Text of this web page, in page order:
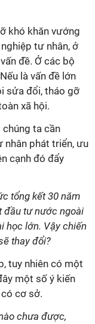
khó khăn vướng
tư nhân, ở
đề. Ở các bộ
là vấn đề lớn
sửa đổi, tháo gỡ
xã hội.
ta cần
nhân phát triển, ưu
cạnh đó đẩy
tổng kết 30 năm
đầu tư nước ngoài
học lớn. Vậy chiến
thay đổi?
tuy nhiên có một
một số ý kiến
cơ sở.
chưa được,